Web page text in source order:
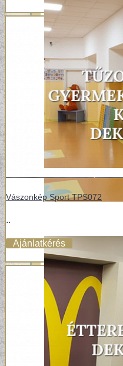
Vászonkép Sport TPS072
..
Ajánlatkérés